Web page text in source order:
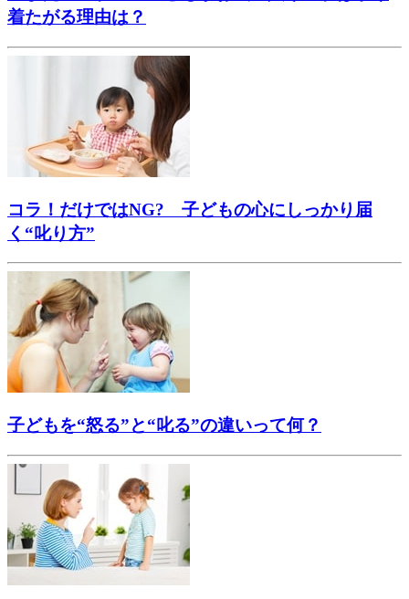
着たがる理由は？
コラ！だけではNG? 子どもの心にしっかり届
く“叱り方”
子どもを“怒る”と“叱る”の違いって何？